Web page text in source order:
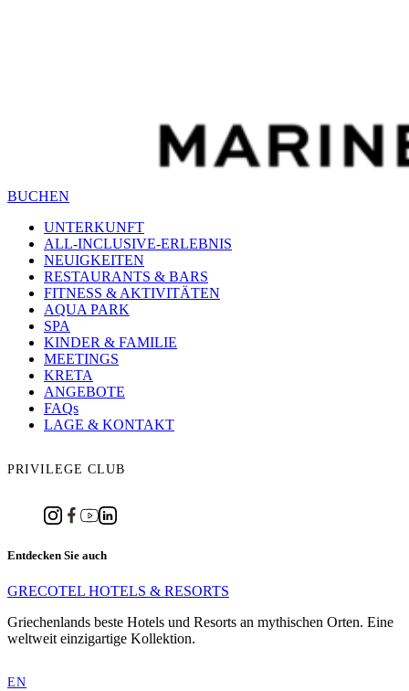
BUCHEN
UNTERKUNFT
ALL-INCLUSIVE-ERLEBNIS
NEUIGKEITEN
RESTAURANTS & BARS
FITNESS & AKTIVITÄTEN
AQUA PARK
SPA
KINDER & FAMILIE
MEETINGS
KRETA
ANGEBOTE
FAQs
LAGE & KONTAKT
PRIVILEGE CLUB
Entdecken Sie auch
GRECOTEL HOTELS & RESORTS
Griechenlands beste Hotels und Resorts an mythischen Orten. Eine
weltweit einzigartige Kollektion.
EN